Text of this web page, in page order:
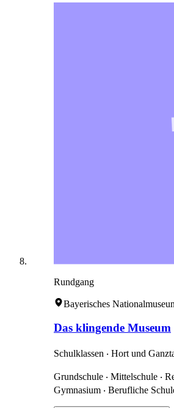
Rundgang
Bayerisches
Das klingende Museum
Schulklassen ‧ Hort und
Grundschule ‧ Mittelschule ‧
Gymnasium ‧ Berufliche